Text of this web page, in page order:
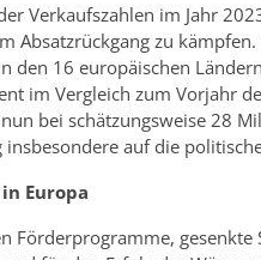
Verkaufszahlen im Jahr
Absatzrückgang zu
den 16 europäischen
im Vergleich zum Vorjahr
bei schätzungsweise 28
auf die
Europa
Förderprogramme,